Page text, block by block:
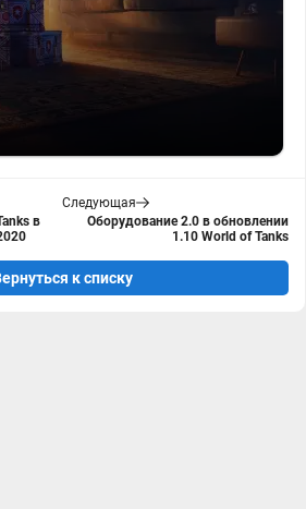
в
Следующая
Оборудование 2.0 в обновлении
1.10 World of Tanks
к списку